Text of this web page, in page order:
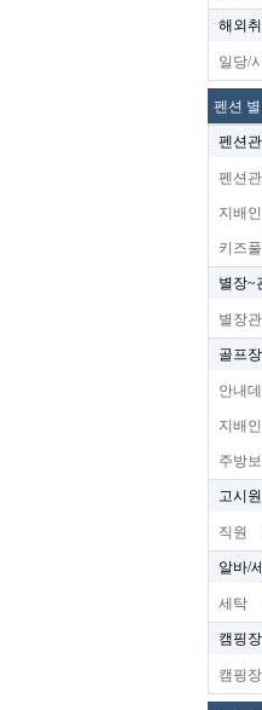
해외
일당/
펜션
펜션
펜션
지배인
키즈
별장~
별장
골프
안내
지배인
주방
고시원
직원
알바/
세탁
캠핑장
캠핑장